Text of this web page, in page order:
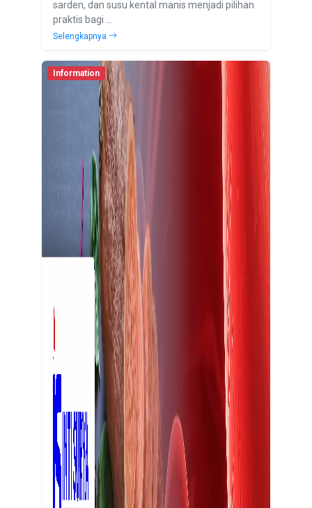
sarden, dan susu kental manis menjadi pilihan
praktis bagi ...
Selengkapnya
Information